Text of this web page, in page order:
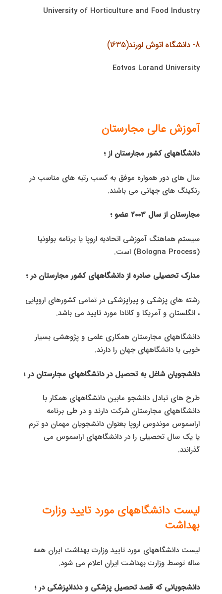
University of Horticulture and Food Industry
8- دانشگاه اتوش لورند(1635)
Eotvos Lorand University
آموزش عالی مجارستان
دانشگاههای کشور مجارستان از ؛
سال های دور همواره موفق به کسب رتبه های مناسب در
رنکینگ های جهانی می باشند.
مجارستان از سال 2003 عضو ؛
سیستم هماهنگ آموزشی اتحادیه اروپا یا برنامه بولونیا
(Bologna Process) است.
مدارک تحصیلی صادره از دانشگاههای کشور مجارستان در ؛
رشته های پزشکی و پیراپزشکی در تمامی کشورهای اروپایی
، انگلستان و آمریکا و کانادا مورد تایید می باشد.
دانشگاههای مجارستان همکاری علمی و پژوهشی بسیار
خوبی با دانشگاههای جهان را دارند.
دانشجویان شاغل به تحصیل در دانشگاههای مجارستان در ؛
طرح های تبادل دانشجو مابین دانشگاههای همکار با
دانشگاههای مجارستان شرکت دارند و در طی برنامه
اراسموس موندوس اروپا بعنوان دانشجویان مهمان دو ترم
یا یک سال تحصیلی را در دانشگاههای اراسموس می
گذرانند.
لیست دانشگاههای مورد تایید وزارت
بهداشت
لیست دانشگاههای مورد تایید وزارت بهداشت ایران همه
ساله توسط وزارت بهداشت ایران اعلام می شود.
دانشجویانی که قصد تحصیل پزشکی و دندانپزشکی در ؛